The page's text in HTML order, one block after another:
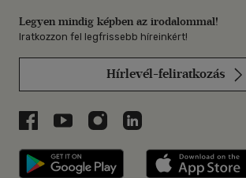
Legyen mindig képben az irodalommal!
Iratkozzon fel legfrissebb híreinkért!
Hírlevél-feliratkozás
Libri a Facebookon
Libri a Youtube-on
Libri az Instagramon
Libri a LinkedInen
Libri applikáció